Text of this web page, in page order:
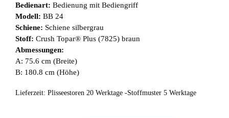
Bedienart: Bedienung mit Bediengriff
Modell: BB 24
Schiene: Schiene silbergrau
Stoff: Crush Topar® Plus (7825) braun
Abmessungen:
A: 75.6 cm (Breite)
B: 180.8 cm (Höhe)
Lieferzeit: Plisseestoren 20 Werktage -Stoffmuster 5 Werktage